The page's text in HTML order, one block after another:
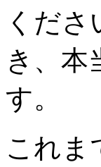
くだ
き、本
す。
これま